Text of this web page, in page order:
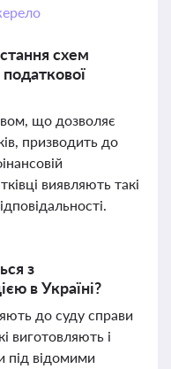
схем
що дозволяє
призводить до
виявляють такі
з
в Україні?
до суду справи
виготовляють і
під відомими